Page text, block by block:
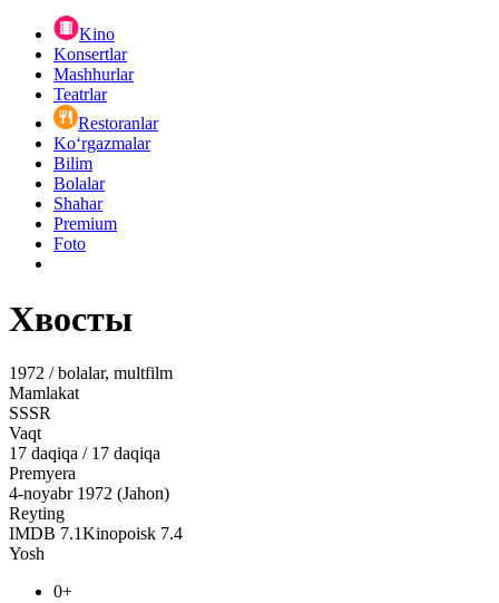
Kino
Konsertlar
Mashhurlar
Teatrlar
Restoranlar
Ko‘rgazmalar
Bilim
Bolalar
Shahar
Premium
Foto
Хвосты
1972 / bolalar, multfilm
Mamlakat
SSSR
Vaqt
17 daqiqa / 17 daqiqa
Premyera
4-noyabr 1972 (Jahon)
Reyting
IMDB 7.1Kinopoisk 7.4
Yosh
0+